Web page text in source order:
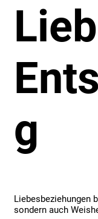
g
Liebesbeziehungen
sondern auch